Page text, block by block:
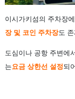
이시가키섬의 주차장
장 및 코인 주차장도
도심이나 공항 주변에
는요금 상한선 설정되